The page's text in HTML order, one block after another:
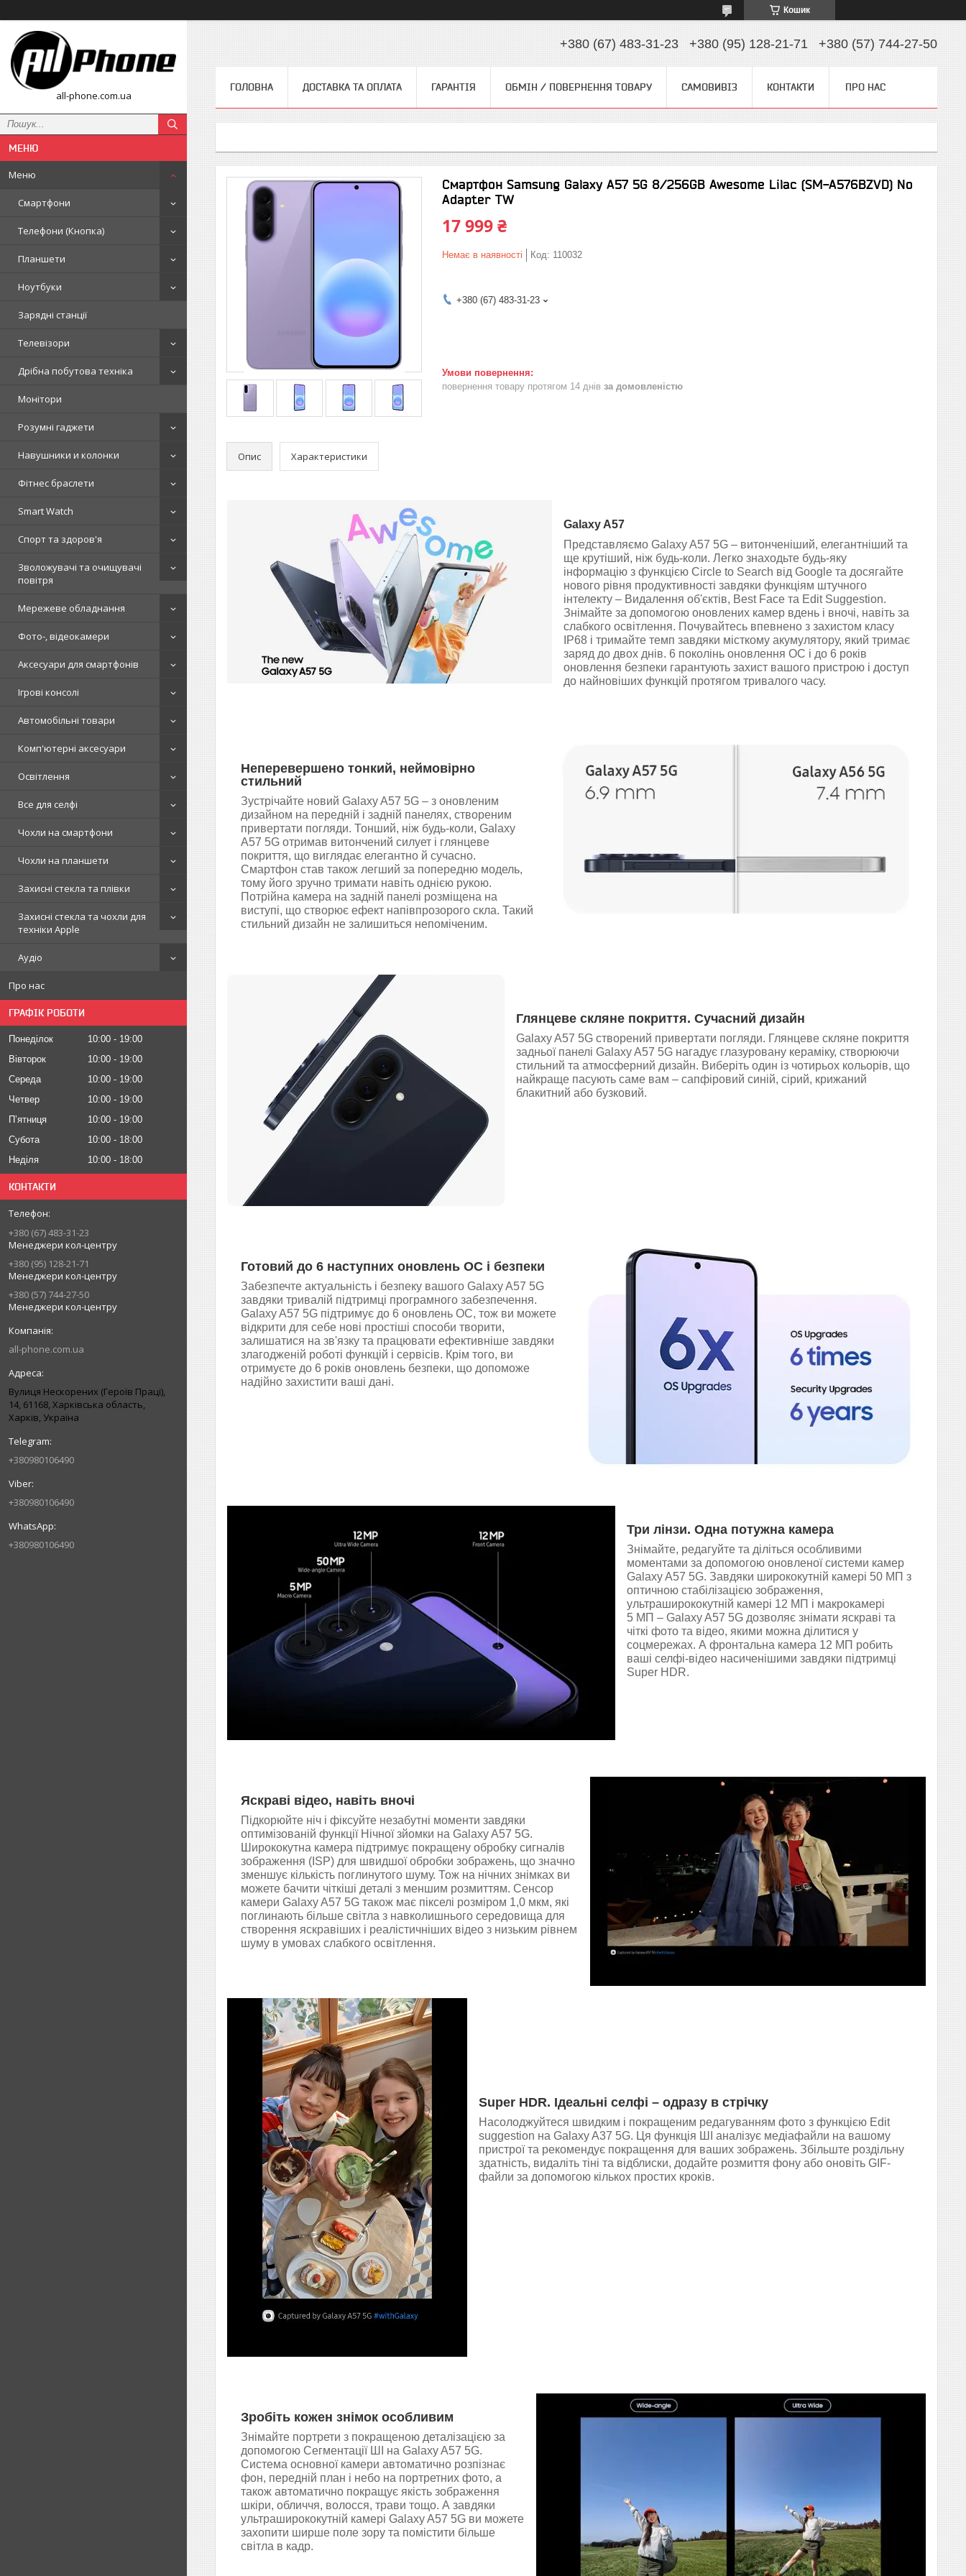
Кошик
all-phone.com.ua
Меню
Смартфони
Телефони (Кнопка)
Планшети
Ноутбуки
Зарядні станції
Телевізори
Дрібна побутова техніка
Монітори
Розумні гаджети
Навушники и колонки
Фітнес браслети
Smart Watch
Спорт та здоров'я
Зволожувачі та очищувачі
повітря
Мережеве обладнання
Фото-, відеокамери
Аксесуари для смартфонів
Ігрові консолі
Автомобільні товари
Комп'ютерні аксесуари
Освітлення
Все для селфі
Чохли на смартфони
Чохли на планшети
Захисні стекла та плівки
Захисні стекла та чохли для
техніки Apple
Аудіо
Про нас
ГРАФІК РОБОТИ
Понеділок 10:00
19:00
Вівторок
10:00
19:00
Середа
10:00
19:00
Четвер
10:00
19:00
Пʼятниця
10:00
19:00
Субота
10:00
18:00
Неділя
10:00 18:00
КОНТАКТИ
+380 (67) 483-31-23
Менеджери кол-центру
+380 (95) 128-21-71
Менеджери кол-центру
+380 (57) 744-27-50
Менеджери кол-центру
all-phone.com.ua
Вулиця Нескорених (Героїв Праці),
14, 61168, Харківська область,
Харків, Україна
+380980106490
+380980106490
+380980106490
+380 (67) 483-31-23 +380 (95) 128-21-71 +380 (57) 744-27-50
ГОЛОВНА ДОСТАВКА ТА ОПЛАТА ГАРАНТІЯ ОБМІН / ПОВЕРНЕННЯ ТОВАРУ САМОВИВІЗ КОНТАКТИ ПРО НАС
Смартфон Samsung Galaxy A57 5G 8/256GB Awesome Lilac (SM-A576BZVD) No
Adapter TW
17 999 ₴
Немає в наявності Код: 110032
+380 (67) 483-31-23
повернення товару протягом 14 днів за домовленістю
Опис Характеристики
Galaxy A57
Представляємо Galaxy A57 5G – витонченіший, елегантніший та
ще крутіший, ніж будь-коли. Легко знаходьте будь-яку
інформацію з функцією Circle to Search від Google та досягайте
нового рівня продуктивності завдяки функціям штучного
інтелекту – Видалення об'єктів, Best Face та Edit Suggestion.
Знімайте за допомогою оновлених камер вдень і вночі, навіть за
слабкого освітлення. Почувайтесь впевнено з захистом класу
IP68 і тримайте темп завдяки місткому акумулятору, який тримає
заряд до двох днів. 6 поколінь оновлення ОС і до 6 років
оновлення безпеки гарантують захист вашого пристрою і доступ
до найновіших функцій протягом тривалого часу.
Неперевершено тонкий, неймовірно
стильний
Зустрічайте новий Galaxy A57 5G – з оновленим
дизайном на передній і задній панелях, створеним
привертати погляди. Тонший, ніж будь-коли, Galaxy
A57 5G отримав витончений силует і глянцеве
покриття, що виглядає елегантно й сучасно.
Смартфон став також легший за попередню модель,
тому його зручно тримати навіть однією рукою.
Потрійна камера на задній панелі розміщена на
виступі, що створює ефект напівпрозорого скла. Такий
стильний дизайн не залишиться непоміченим.
Глянцеве скляне покриття. Сучасний дизайн
Galaxy A57 5G створений привертати погляди. Глянцеве скляне покриття
задньої панелі Galaxy A57 5G нагадує глазуровану кераміку, створюючи
стильний та атмосферний дизайн. Виберіть один із чотирьох кольорів, що
найкраще пасують саме вам – сапфіровий синій, сірий, крижаний
блакитний або бузковий.
Готовий до 6 наступних оновлень ОС і безпеки
Забезпечте актуальність і безпеку вашого Galaxy A57 5G
завдяки тривалій підтримці програмного забезпечення.
Galaxy A57 5G підтримує до 6 оновлень ОС, тож ви можете
відкрити для себе нові простіші способи творити,
залишатися на зв'язку та працювати ефективніше завдяки
злагодженій роботі функцій і сервісів. Крім того, ви
отримуєте до 6 років оновлень безпеки, що допоможе
надійно захистити ваші дані.
Три лінзи. Одна потужна камера
Знімайте, редагуйте та діліться особливими
моментами за допомогою оновленої системи камер
Galaxy A57 5G. Завдяки ширококутній камері 50 МП з
оптичною стабілізацією зображення,
ультраширококутній камері 12 МП і макрокамері
5 МП – Galaxy A57 5G дозволяє знімати яскраві та
чіткі фото та відео, якими можна ділитися у
соцмережах. А фронтальна камера 12 МП робить
ваші селфі-відео насиченішими завдяки підтримці
Super HDR.
Яскраві відео, навіть вночі
Підкорюйте ніч і фіксуйте незабутні моменти завдяки
оптимізованій функції Нічної зйомки на Galaxy A57 5G.
Ширококутна камера підтримує покращену обробку сигналів
зображення (ISP) для швидшої обробки зображень, що значно
зменшує кількість поглинутого шуму. Тож на нічних знімках ви
можете бачити чіткіші деталі з меншим розмиттям. Сенсор
камери Galaxy A57 5G також має пікселі розміром 1,0 мкм, які
поглинають більше світла з навколишнього середовища для
створення яскравіших і реалістичніших відео з низьким рівнем
шуму в умовах слабкого освітлення.
Super HDR. Ідеальні селфі – одразу в стрічку
Насолоджуйтеся швидким і покращеним редагуванням фото з функцією Edit
suggestion на Galaxy A37 5G. Ця функція ШІ аналізує медіафайли на вашому
пристрої та рекомендує покращення для ваших зображень. Збільште роздільну
здатність, видаліть тіні та відблиски, додайте розмиття фону або оновіть GIF-
файли за допомогою кількох простих кроків.
Зробіть кожен знімок особливим
Знімайте портрети з покращеною деталізацією за
допомогою Сегментації ШІ на Galaxy A57 5G.
Система основної камери автоматично розпізнає
фон, передній план і небо на портретних фото, а
також автоматично покращує якість зображення
шкіри, обличчя, волосся, трави тощо. А завдяки
ультраширококутній камері Galaxy A57 5G ви можете
захопити ширше поле зору та помістити більше
світла в кадр.